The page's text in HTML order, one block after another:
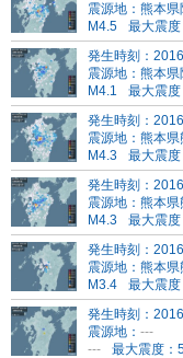
震源地：熊本
M4.5
最大震
発生時刻：
震源地：熊本
M4.1
最大震
発生時刻：
震源地：熊本
M4.3
最大震
発生時刻：
震源地：熊本
M4.3
最大震
発生時刻：
震源地：熊本
M3.4
最大震
発生時刻：
震源地： ---
---
最大震度：